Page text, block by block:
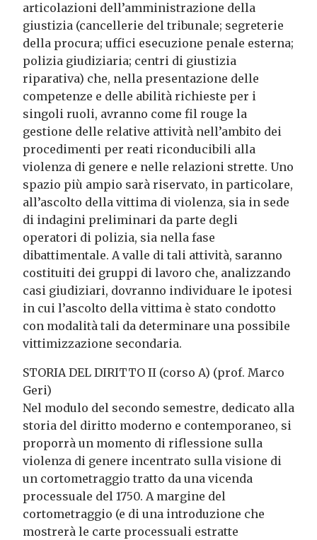
articolazioni dell’amministrazione della
giustizia (cancellerie del tribunale; segreterie
della procura; uffici esecuzione penale esterna;
polizia giudiziaria; centri di giustizia
riparativa) che, nella presentazione delle
competenze e delle abilità richieste per i
singoli ruoli, avranno come fil rouge la
gestione delle relative attività nell’ambito dei
procedimenti per reati riconducibili alla
violenza di genere e nelle relazioni strette. Uno
spazio più ampio sarà riservato, in particolare,
all’ascolto della vittima di violenza, sia in sede
di indagini preliminari da parte degli
operatori di polizia, sia nella fase
dibattimentale. A valle di tali attività, saranno
costituiti dei gruppi di lavoro che, analizzando
casi giudiziari, dovranno individuare le ipotesi
in cui l’ascolto della vittima è stato condotto
con modalità tali da determinare una possibile
vittimizzazione secondaria.
STORIA DEL DIRITTO II (corso A) (prof. Marco
Geri)
Nel modulo del secondo semestre, dedicato alla
storia del diritto moderno e contemporaneo, si
proporrà un momento di riflessione sulla
violenza di genere incentrato sulla visione di
un cortometraggio tratto da una vicenda
processuale del 1750. A margine del
cortometraggio (e di una introduzione che
mostrerà le carte processuali estratte